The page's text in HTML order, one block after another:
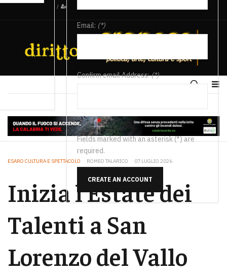
/
Email: (*)
Confirm email Address:(*)
Fields marked with an asterisk (*) are
required.
CREATE AN ACCOUNT
ESARO CULTURA E SPETTACOLO ROMEO TALARICO 07 LUGLIO 2026
Inizia l’Estate dei
Talenti a San
Lorenzo del Vallo